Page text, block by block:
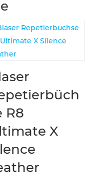
R8
X